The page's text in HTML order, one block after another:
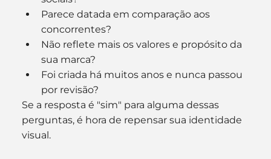
Parece datada em comparação aos
concorrentes?
Não reflete mais os valores e propósito da
sua marca?
Foi criada há muitos anos e nunca passou
por revisão?
Se a resposta é "sim" para alguma dessas
perguntas, é hora de repensar sua identidade
visual.